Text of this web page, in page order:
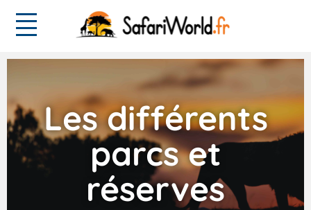
Les différents
parcs et
réserves